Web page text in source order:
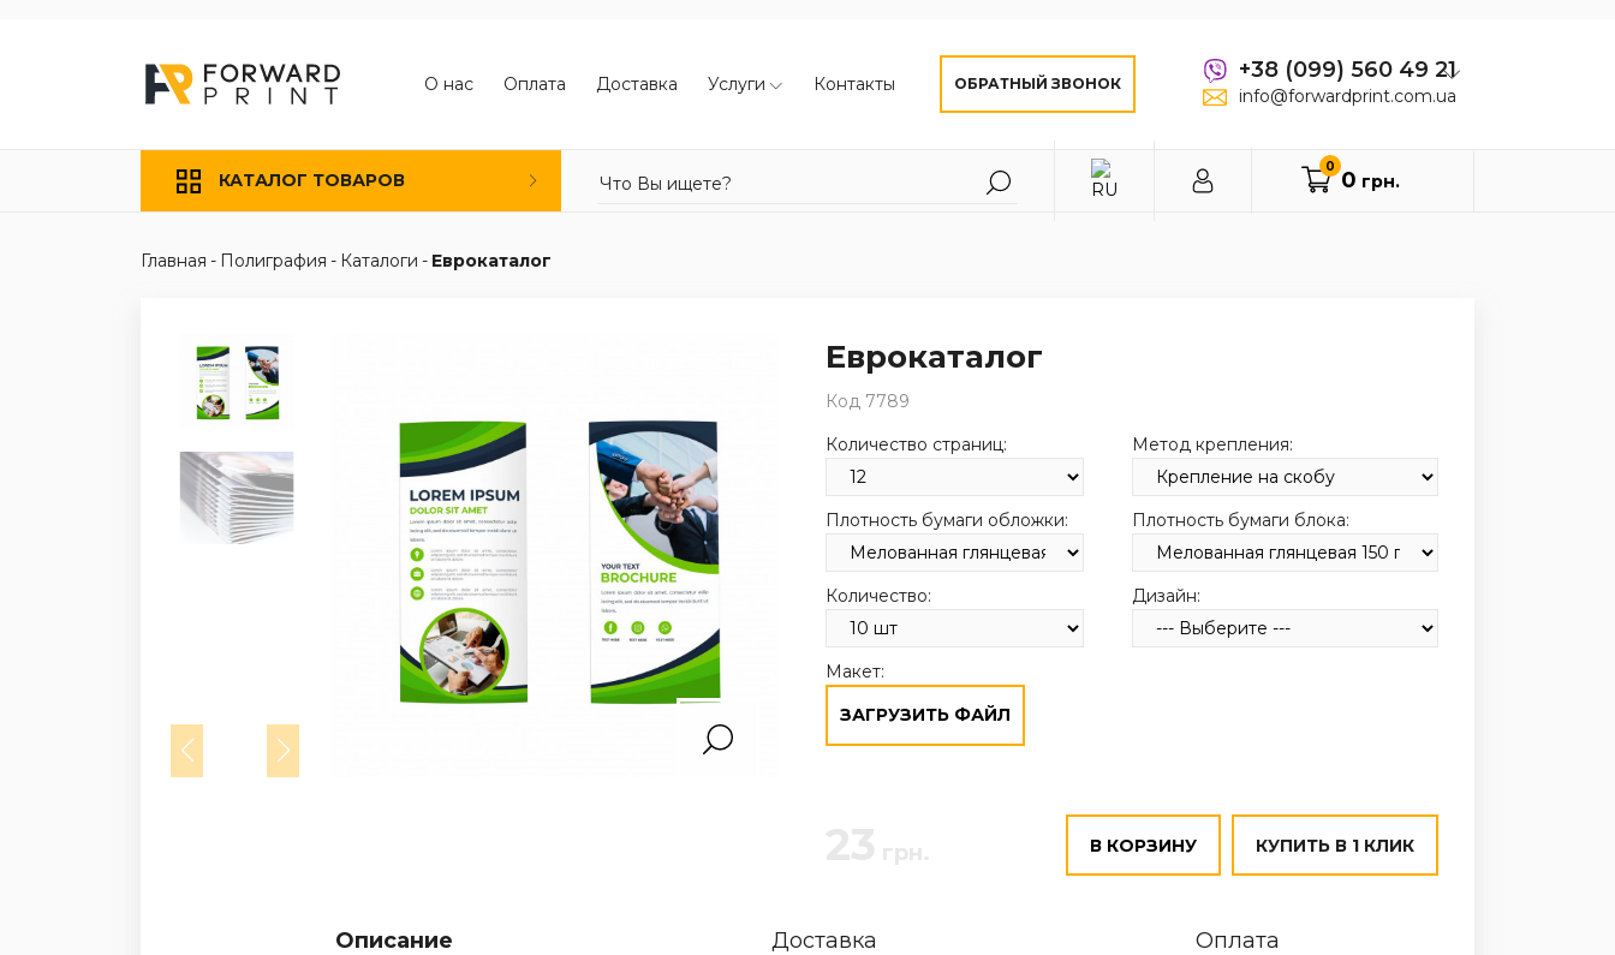
О нас Оплата Доставка Услуги Контакты ОБРАТНЫЙ ЗВОНОК
+38 (099) 560 49 21
info@forwardprint.com.ua
КАТАЛОГ ТОВАРОВ
0
0 грн.
Главная - Полиграфия - Каталоги - Еврокаталог
Еврокаталог
Код 7789
Количество страниц:
Метод крепления:
Плотность бумаги обложки: Плотность бумаги блока:
Количество: Дизайн:
Макет:
ЗАГРУЗИТЬ ФАЙЛ
В КОРЗИНУ КУПИТЬ В 1 КЛИК
Описание Доставка Оплата